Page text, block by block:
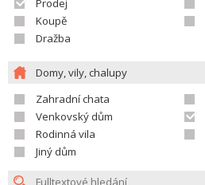
Prodej
Koupě
Dražba
Domy, vily, chalupy
Zahradní chata
Venkovský dům
Rodinná vila
Jiný dům